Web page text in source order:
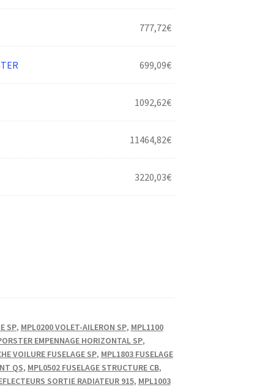
777,72€
699,09€
1092,62€
11464,82€
3220,03€
SP, MPL0200 VOLET-AILERON SP, MPL1100
EMPENNAGE HORIZONTAL SP,
VOILURE FUSELAGE SP, MPL1803 FUSELAGE
QS, MPL0502 FUSELAGE STRUCTURE CB,
SORTIE RADIATEUR 915, MPL1003